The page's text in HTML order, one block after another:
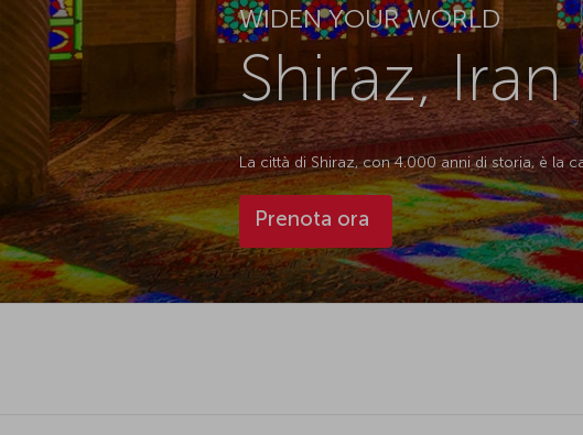
WIDEN YOUR WORLD
Shiraz, Iran
La città di Shiraz, con 4.000 anni di storia, è la
Prenota ora